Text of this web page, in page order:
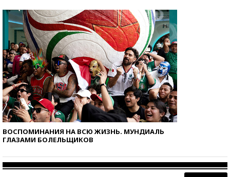
ВОСПОМИНАНИЯ НА ВСЮ ЖИЗНЬ. МУНДИАЛЬ
ГЛАЗАМИ БОЛЕЛЬЩИКОВ